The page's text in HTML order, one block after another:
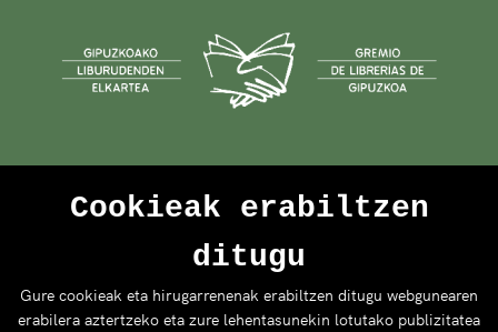
Cookieak erabiltzen
ditugu
Gure cookieak eta hirugarrenenak erabiltzen ditugu webgunearen
erabilera aztertzeko eta zure lehentasunekin lotutako publizitatea